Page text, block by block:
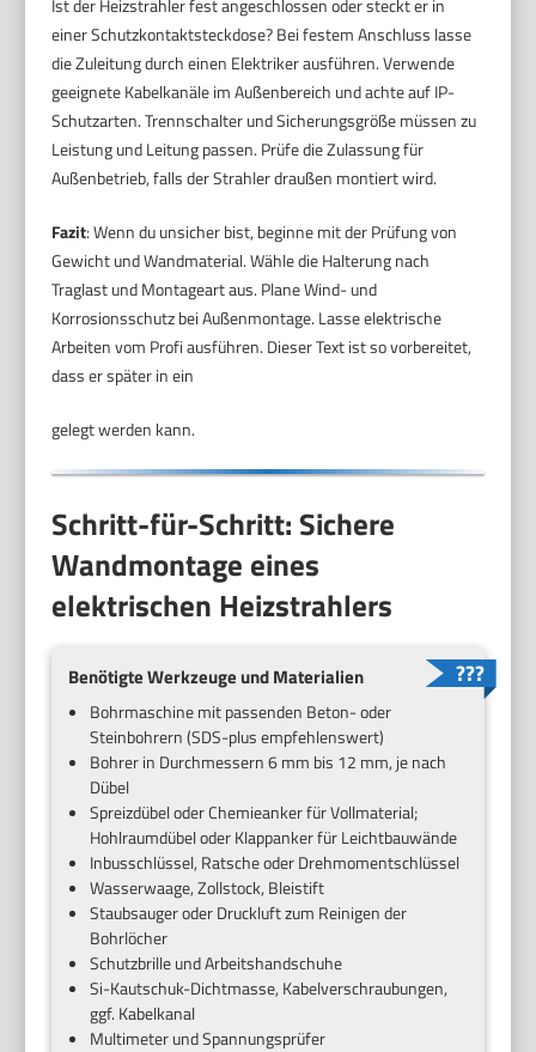
Ist der Heizstrahler fest angeschlossen oder steckt er in
einer Schutzkontaktsteckdose? Bei festem Anschluss lasse
die Zuleitung durch einen Elektriker ausführen. Verwende
geeignete Kabelkanäle im Außenbereich und achte auf IP-
Schutzarten. Trennschalter und Sicherungsgröße müssen zu
Leistung und Leitung passen. Prüfe die Zulassung für
Außenbetrieb, falls der Strahler draußen montiert wird.
Fazit: Wenn du unsicher bist, beginne mit der Prüfung von
Gewicht und Wandmaterial. Wähle die Halterung nach
Traglast und Montageart aus. Plane Wind- und
Korrosionsschutz bei Außenmontage. Lasse elektrische
Arbeiten vom Profi ausführen. Dieser Text ist so vorbereitet,
dass er später in ein
gelegt werden kann.
Schritt-für-Schritt: Sichere
Wandmontage eines
elektrischen Heizstrahlers
Benötigte Werkzeuge und Materialien
Bohrmaschine mit passenden Beton- oder
Steinbohrern (SDS-plus empfehlenswert)
Bohrer in Durchmessern 6 mm bis 12 mm, je nach
Dübel
Spreizdübel oder Chemieanker für Vollmaterial;
Hohlraumdübel oder Klappanker für Leichtbauwände
Inbusschlüssel, Ratsche oder Drehmomentschlüssel
Wasserwaage, Zollstock, Bleistift
Staubsauger oder Druckluft zum Reinigen der
Bohrlöcher
Schutzbrille und Arbeitshandschuhe
Si-Kautschuk-Dichtmasse, Kabelverschraubungen,
ggf. Kabelkanal
Multimeter und Spannungsprüfer